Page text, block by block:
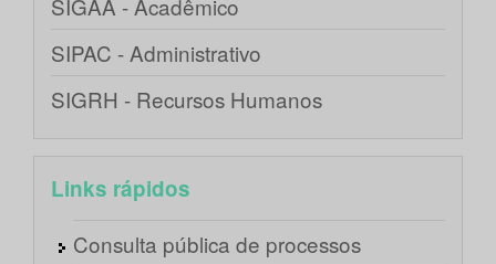
SIGAA - Acadêmico
SIPAC - Administrativo
SIGRH - Recursos Humanos
Links rápidos
Consulta pública de processos